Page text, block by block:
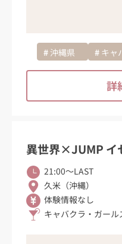
沖縄県 キャ
詳
異世界×JUMP イ
21:00〜LAST
久米（沖縄）
体験情報なし
キャバクラ・ガール